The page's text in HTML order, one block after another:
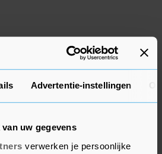
Advertentie-instellingen
uw gegevens
verwerken je persoonlijke